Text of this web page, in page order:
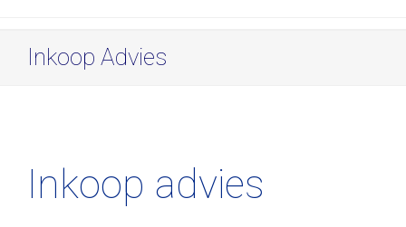
Inkoop Advies
Inkoop advies